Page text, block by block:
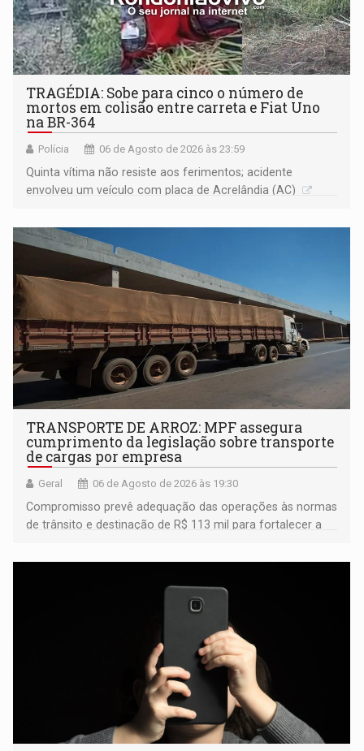
TRAGÉDIA: Sobe para cinco o número de
mortos em colisão entre carreta e Fiat Uno
na BR-364
Polícia 06 de Agosto de 2026 às 23:59
Quinta vítima não resiste aos ferimentos; acidente
envolveu um veículo com placa de Acrelândia (AC)
TRANSPORTE DE ARROZ: MPF assegura
cumprimento da legislação sobre transporte
de cargas por empresa
Geral 06 de Agosto de 2026 às 19:30
Compromisso prevê adequação das operações às normas
de trânsito e destinação de R$ 113 mil para fortalecer a